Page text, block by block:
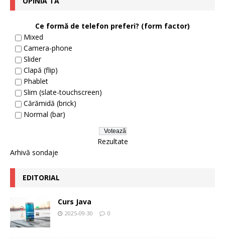
Ce formă de telefon preferi? (form factor)
Mixed
Camera-phone
Slider
Clapă (flip)
Phablet
Slim (slate-touchscreen)
Cărămidă (brick)
Normal (bar)
Rezultate
Arhivă sondaje
EDITORIAL
Curs Java
2025-09-30 0